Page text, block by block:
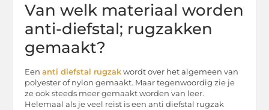
Van welk materiaal worden
anti-diefstal; rugzakken
gemaakt?
Eenanti diefstal rugzak wordt over het algemeen van
polyester of nylon gemaakt. Maar tegenwoordig zie je
ze ook steeds meer gemaakt worden van leer.
Helemaal als je veel reist is een anti diefstal rugzak